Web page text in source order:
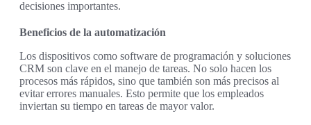
decisiones importantes.
Beneficios de la automatización
Los dispositivos como software de programación y soluciones
CRM son clave en el manejo de tareas. No solo hacen los
procesos más rápidos, sino que también son más precisos al
evitar errores manuales. Esto permite que los empleados
inviertan su tiempo en tareas de mayor valor.